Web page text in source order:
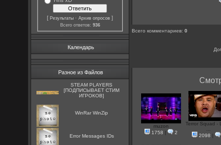
[Результаты ·Архив опросов ]
Всего ответов: 936
Календарь
Разное из Файлов
STEAM PLAYERS
[ПОДПИСЫВАЕТ СТИМ
ИГРОКОВ]
WinRar WinZip
Error Messages IDs
Всего комментариев:0
muzon
1758 | 2
Terror Squad -
2098 |